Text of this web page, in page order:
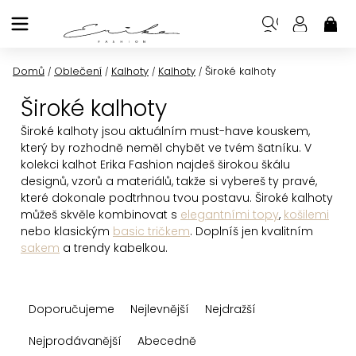
na
Domů / Oblečení / Kalhoty / Kalhoty / Široké kalhoty
Široké kalhoty
Široké kalhoty jsou aktuálním must-have kouskem,
který by rozhodně neměl chybět ve tvém šatníku. V
kolekci kalhot Erika Fashion najdeš širokou škálu
designů, vzorů a materiálů, takže si vybereš ty pravé,
které dokonale podtrhnou tvou postavu. Široké kalhoty
můžeš skvěle kombinovat s elegantními topy, košilemi
nebo klasickým basic tričkem. Doplníš jen kvalitním
sakem a trendy kabelkou.
aDoporučujeme Nejlevnější
Nejdražší
Nejprodávanější
Abecedně